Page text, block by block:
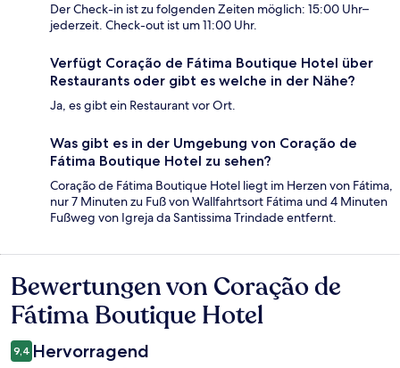
Der Check-in ist zu folgenden Zeiten möglich: 15:00 Uhr–
jederzeit. Check-out ist um 11:00 Uhr.
Verfügt Coração de Fátima Boutique Hotel über
Restaurants oder gibt es welche in der Nähe?
Ja, es gibt ein Restaurant vor Ort.
Was gibt es in der Umgebung von Coração de
Fátima Boutique Hotel zu sehen?
Coração de Fátima Boutique Hotel liegt im Herzen von Fátima,
nur 7 Minuten zu Fuß von Wallfahrtsort Fátima und 4 Minuten
Fußweg von Igreja da Santissima Trindade entfernt.
Bewertungen
Bewertungen von Coração de
Fátima Boutique Hotel
9,4 Hervorragend